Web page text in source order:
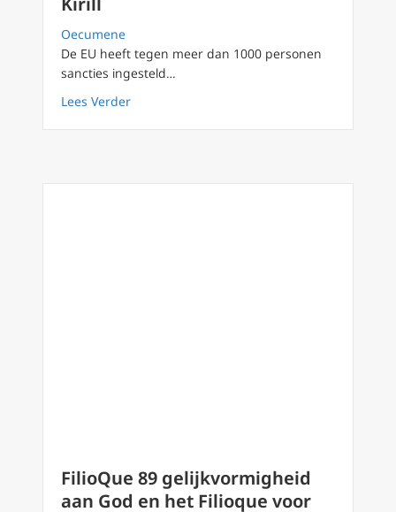
Oecumene
De EU heeft tegen meer dan 1000 personen
sancties ingesteld…
Lees Verderabout Bericht: EU-Commissie stelt sancties
FilioQue 89 gelijkvormigheid
aan God en het Filioque voor